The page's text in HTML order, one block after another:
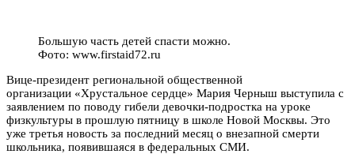
Большую часть детей спасти можно.
Фото: www.firstaid72.ru
Вице-президент региональной общественной
организации «Хрустальное сердце» Мария Черныш выступила с
заявлением по поводу гибели девочки-подростка на уроке
физкультуры в прошлую пятницу в школе Новой Москвы. Это
уже третья новость за последний месяц о внезапной смерти
школьника, появившаяся в федеральных СМИ.